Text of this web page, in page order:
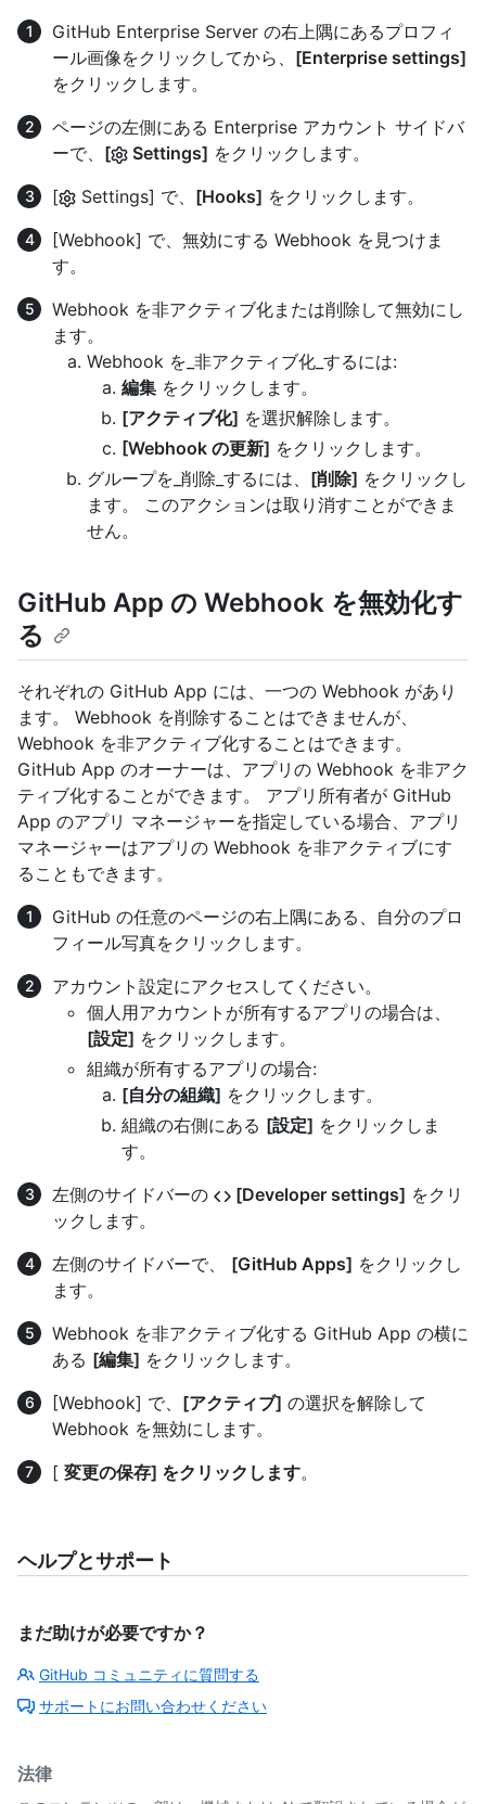
GitHub Enterprise Server の右上隅にあるプロフィ
ール画像をクリックしてから、 [Enterprise settings]
をクリックします。
ページの左側にある Enterprise アカウント サイドバ
ーで、 [ Settings] をクリックします。
[
Settings] で、 [Hooks] をクリックします。
[Webhook] で、無効にする Webhook を見つけま
す。
Webhook を非アクティブ化または削除して無効にし
ます。
Webhook を_非アクティブ化_するには:
編集 をクリックします。
[アクティブ化] を選択解除します。
[Webhook の更新] をクリックします。
グループを_削除_するには、 [削除] をクリックし
ます。 このアクションは取り消すことができま
せん。
GitHub App の Webhook を無効化す
る
それぞれの GitHub App には、一つの Webhook があり
ます。 Webhook を削除することはできませんが、
Webhook を非アクティブ化することはできます。
GitHub App のオーナーは、アプリの Webhook を非アク
ティブ化することができます。 アプリ所有者が GitHub
App のアプリ マネージャーを指定している場合、アプリ
マネージャーはアプリの Webhook を非アクティブにす
ることもできます。
GitHub の任意のページの右上隅にある、自分のプロ
フィール写真をクリックします。
アカウント設定にアクセスしてください。
個人用アカウントが所有するアプリの場合は、
[設定] をクリックします。
組織が所有するアプリの場合:
[自分の組織] をクリックします。
組織の右側にある [設定] をクリックしま
す。
左側のサイドバーの
[Developer settings] をクリ
ックします。
左側のサイドバーで、 [GitHub Apps] をクリックし
ます。
Webhook を非アクティブ化する GitHub App の横に
ある [編集] をクリックします。
[Webhook] で、 [アクティブ] の選択を解除して
Webhook を無効にします。
[ 変更の保存] をクリックします。
ヘルプとサポート
まだ助けが必要ですか？
GitHub コミュニティに質問する
サポートにお問い合わせください
法律